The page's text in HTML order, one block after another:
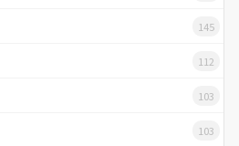
145
112
103
103